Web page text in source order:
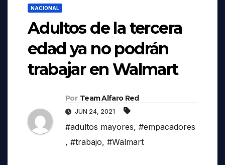
NACIONAL
Adultos de la tercera
edad ya no podrán
trabajar en Walmart
Por Team Alfaro Red
JUN 24, 2021
#adultos mayores, #empacadores
, #trabajo, #Walmart